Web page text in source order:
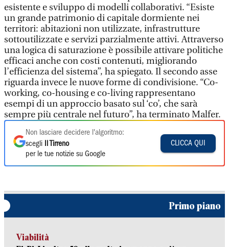
esistente e sviluppo di modelli collaborativi. “Esiste
un grande patrimonio di capitale dormiente nei
territori: abitazioni non utilizzate, infrastrutture
sottoutilizzate e servizi parzialmente attivi. Attraverso
una logica di saturazione è possibile attivare politiche
efficaci anche con costi contenuti, migliorando
l’efficienza del sistema”, ha spiegato. Il secondo asse
riguarda invece le nuove forme di condivisione. “Co-
working, co-housing e co-living rappresentano
esempi di un approccio basato sul ‘co’, che sarà
sempre più centrale nel futuro”, ha terminato Malfer.
Non lasciare decidere l'algoritmo:
scegli
Il Tirreno
per le tue notizie su Google
CLICCA QUI
Primo piano
Viabilità